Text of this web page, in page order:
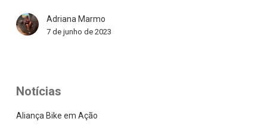
parceria
com
Bike
Adriana Marmo
7 de junho de 2023
Notícias
Aliança Bike em Ação